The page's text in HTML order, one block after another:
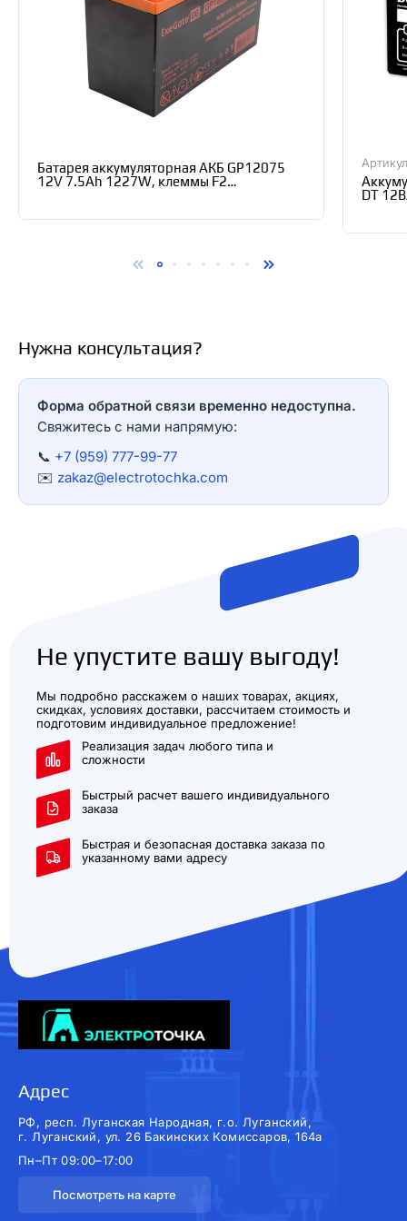
Батарея аккумуляторная АКБ GP12075
12V 7.5Ah 1227W, клеммы F2
DT
Нужна консультация?
Форма обратной связи временно недоступна.
Свяжитесь с нами напрямую:
📞 +7 (959) 777-99-77
✉️ zakaz@electrotochka.com
Не упустите вашу выгоду!
Мы подробно расскажем о наших товарах, акциях,
скидках, условиях доставки, рассчитаем стоимость и
подготовим индивидуальное предложение!
Реализация задач любого типа и
сложности
Быстрый расчет вашего индивидуального
заказа
Быстрая и безопасная доставка заказа по
указанному вами адресу
Адрес
РФ, респ. Луганская Народная, г.о. Луганский,
г. Луганский, ул. 26 Бакинских Комиссаров, 164а
Пн–Пт 09:00–17:00
Посмотреть на карте